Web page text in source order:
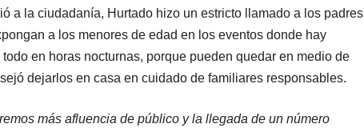
a la ciudadanía, Hurtado hizo un estricto llamado a los padres
a los menores de edad en los eventos donde hay
en horas nocturnas, porque pueden quedar en medio de
dejarlos en casa en cuidado de familiares responsables.
más afluencia de público y la llegada de un número